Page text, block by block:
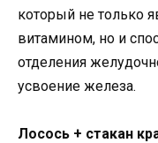
который не только
витамином, но и
отделения
усвоение железа.
Лосось + стакан